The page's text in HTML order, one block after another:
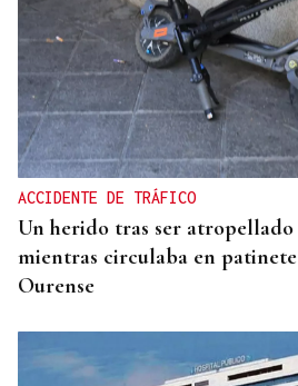
ACCIDENTE DE TRÁFICO
Un herido tras ser
mientras circulaba en
Ourense